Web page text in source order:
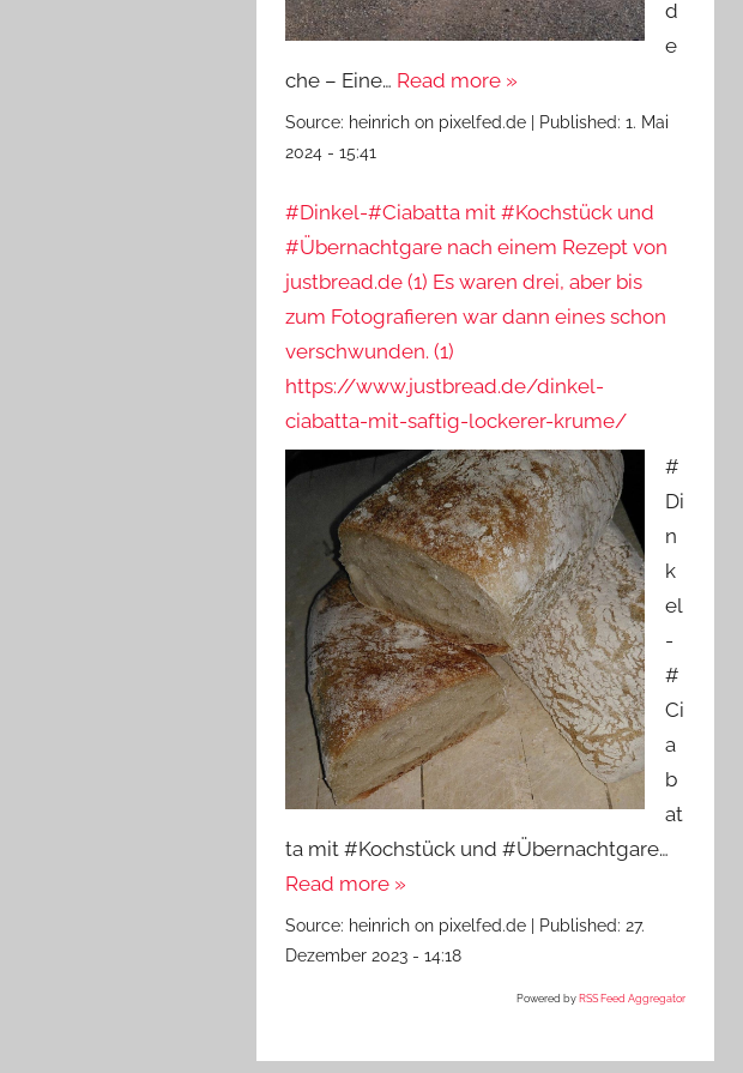
d
e
che – Eine… Read more »
Source: heinrich on pixelfed.de | Published:1. Mai
2024 - 15:41
#Dinkel-#Ciabatta mit #Kochstück und
#Übernachtgare nach einem Rezept von
justbread.de (1) Es waren drei, aber bis
zum Fotografieren war dann eines schon
verschwunden. (1)
https://www.justbread.de/dinkel-
ciabatta-mit-saftig-lockerer-krume/
#
Di
n
k
el
-
#
Ci
a
b
at
ta mit #Kochstück und #Übernachtgare…
Read more »
Source: heinrich on pixelfed.de | Published:27.
Dezember 2023 - 14:18
Powered by RSS Feed Aggregator